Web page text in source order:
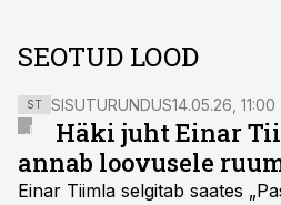
SEOTUD LOOD
ST SISUTURUNDUS14.05.26, 11:00
Häki juht Einar
annab loovusele
Einar Tiimla selgitab saates